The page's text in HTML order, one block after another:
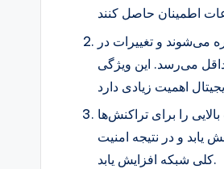
می‌شوند و تغییرات در
می‌رسد. این ویژگی
را برای تراکنش‌ها
و در نتیجه امنیت
کلی شبکه افزایش یابد.